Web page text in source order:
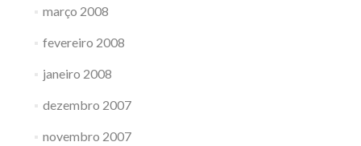
março 2008
fevereiro 2008
janeiro 2008
dezembro 2007
novembro 2007